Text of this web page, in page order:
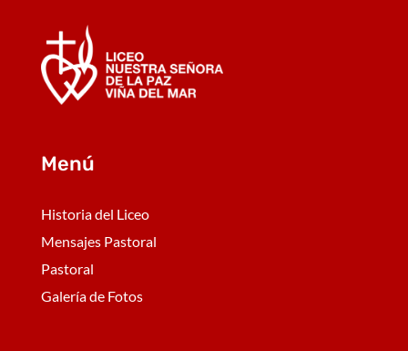
Menú
Historia del Liceo
Mensajes Pastoral
Pastoral
Galería de Fotos